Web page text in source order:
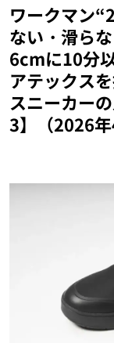
ワークマン
ない・滑ら
6cmに10分
アテックス
スニーカー
3】（2026年